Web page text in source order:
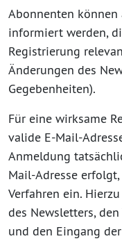
Abonnenten können
informiert werden,
Registrierung
Änderungen des
Gegebenheiten).
Für eine wirksame
valide E-Mail-
Anmeldung
Mail-Adresse
Verfahren ein.
des Newsletters,
und den Eingang